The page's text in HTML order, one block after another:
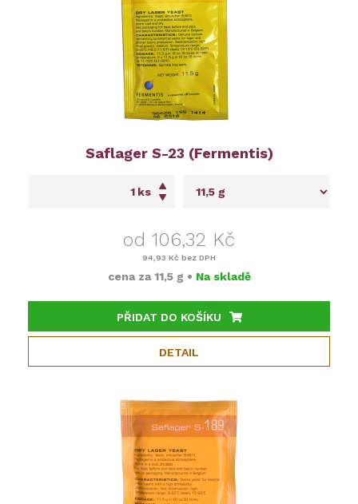
Saflager S-23 (Fermentis)
ks
od 106,32 Kč
94,93 Kč bez DPH
cena za 11,5 g • Na skladě
PŘIDAT DO KOŠÍKU
DETAIL